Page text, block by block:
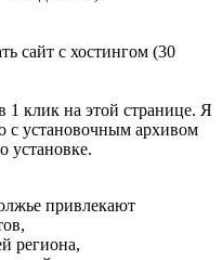
сайт с хостингом (30
1 клик на этой странице. Я
с установочным архивом
установке.
привлекают
региона,